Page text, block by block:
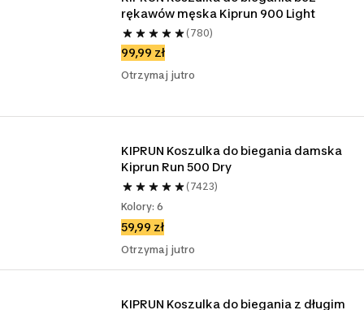
rękawów męska Kiprun 900 Light
(780)
99,99 zł
Otrzymaj jutro
KIPRUN Koszulka do biegania damska
Kiprun Run 500 Dry
(7423)
Kolory: 6
59,99 zł
Otrzymaj jutro
KIPRUN Koszulka do biegania z długim